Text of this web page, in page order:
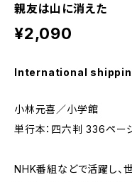
親友は山に消えた
¥2,090
International
小林元喜／小学館
単行本：四六判 336ペー
NHK番組などで活躍し、